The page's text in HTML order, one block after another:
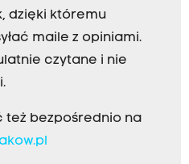
dzięki któremu
maile z opiniami.
czytane i nie
też bezpośrednio na